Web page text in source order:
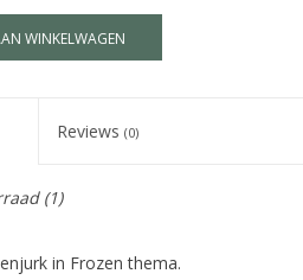
WINKELWAGEN
Reviews (0)
(1)
in Frozen thema.